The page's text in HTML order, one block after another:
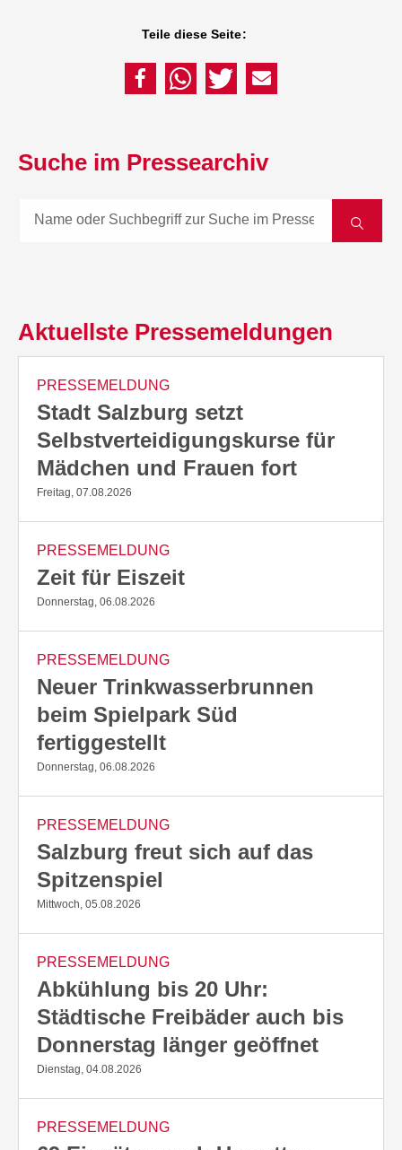
Teile diese Seite:
Suche im Pressearchiv
Aktuellste Pressemeldungen
PRESSEMELDUNG
Stadt Salzburg setzt
Selbstverteidigungskurse für
Mädchen und Frauen fort
Freitag, 07.08.2026
PRESSEMELDUNG
Zeit für Eiszeit
Donnerstag, 06.08.2026
PRESSEMELDUNG
Neuer Trinkwasserbrunnen
beim Spielpark Süd
fertiggestellt
Donnerstag, 06.08.2026
PRESSEMELDUNG
Salzburg freut sich auf das
Spitzenspiel
Mittwoch, 05.08.2026
PRESSEMELDUNG
Abkühlung bis 20 Uhr:
Städtische Freibäder auch bis
Donnerstag länger geöffnet
Dienstag, 04.08.2026
PRESSEMELDUNG